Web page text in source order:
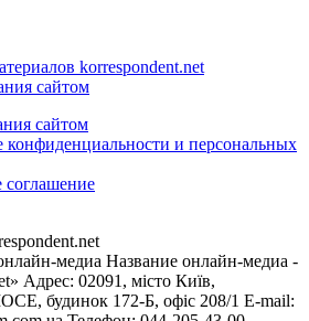
korrespondent.net
сайтом
сайтом
конфиденциальности и персональных
соглашение
медиа Название онлайн-медиа -
Адрес: 02091, місто Київ,
будинок 172-Б, офіс 208/1 E-mail: